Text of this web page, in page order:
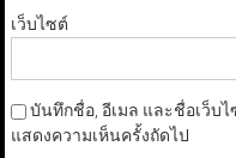
เว็บไซต์
บันทึกชื่อ, อีเมล และชื่อเว็บ
แสดงความเห็นครั้งถัดไป